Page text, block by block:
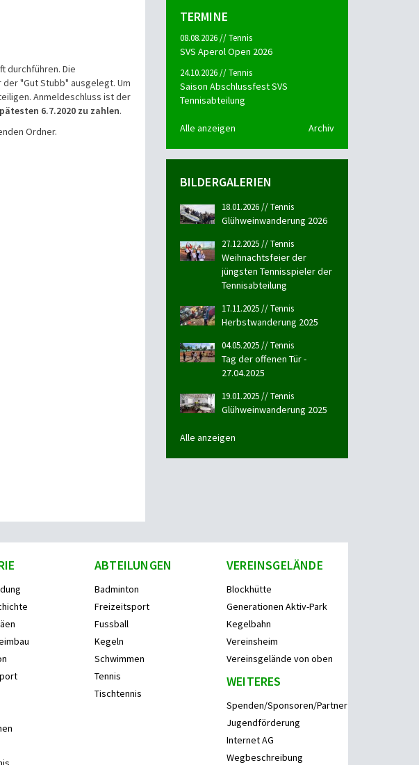
durchführen. Die
"Gut Stubb" ausgelegt. Um
Anmeldeschluss ist der
6.7.2020 zu zahlen.
Ordner.
TERMINE
08.08.2026 // Tennis
SVS Aperol Open 2026
24.10.2026 // Tennis
Saison Abschlussfest SVS
Tennisabteilung
Alle anzeigen Archiv
BILDERGALERIEN
18.01.2026 // Tennis
Glühweinwanderung 2026
27.12.2025 // Tennis
Weihnachtsfeier der
jüngsten Tennisspieler der
Tennisabteilung
17.11.2025 // Tennis
Herbstwanderung 2025
04.05.2025 // Tennis
Tag der offenen Tür -
27.04.2025
19.01.2025 // Tennis
Glühweinwanderung 2025
Alle anzeigen
ABTEILUNGEN
Badminton
Freizeitsport
Fussball
Kegeln
Schwimmen
Tennis
Tischtennis
VEREINSGELÄNDE
Blockhütte
Generationen Aktiv-Park
Kegelbahn
Vereinsheim
Vereinsgelände von oben
WEITERES
Spenden/Sponsoren/Partner
Jugendförderung
Internet AG
Wegbeschreibung